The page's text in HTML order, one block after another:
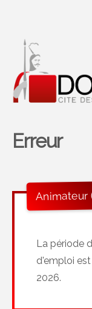
Erreur
La période
d'emploi
2026.